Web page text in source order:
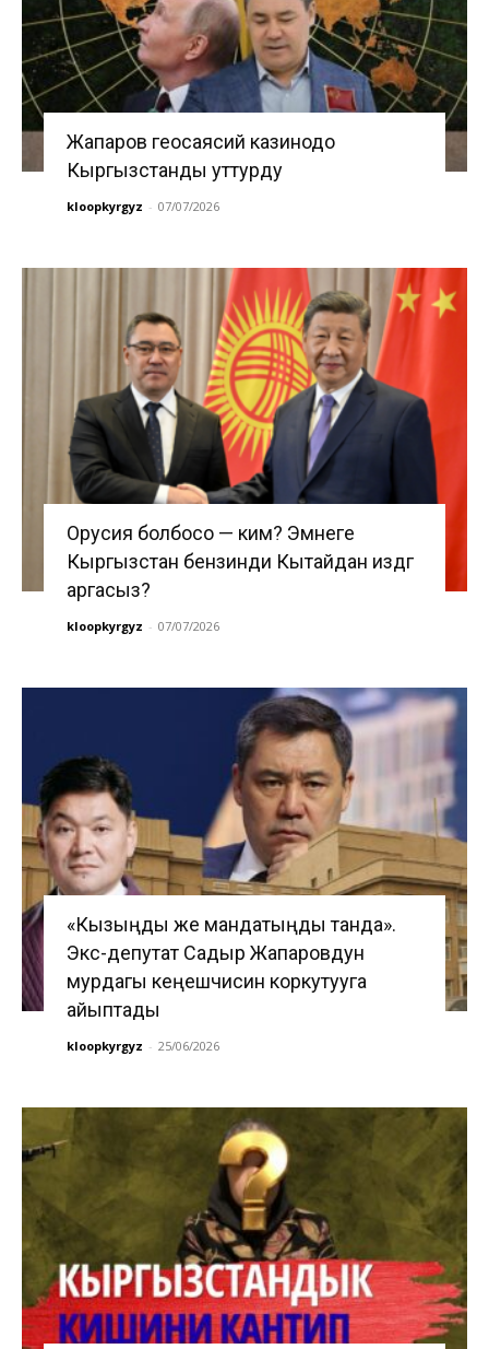
Жапаров геосаясий казинодо
Кыргызстанды уттурду
kloopkyrgyz - 07/07/2026
Орусия болбосо — ким? Эмнеге
Кыргызстан бензинди Кытайдан издөөгө
аргасыз?
kloopkyrgyz - 07/07/2026
«Кызыңды же мандатыңды танда».
Экс-депутат Садыр Жапаровдун
мурдагы кеңешчисин коркутууга
айыптады
kloopkyrgyz - 25/06/2026